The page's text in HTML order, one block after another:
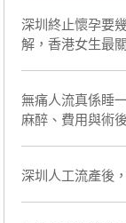
深圳終止懷孕要
解，香港女生最
無痛人流真係睡
麻醉、費用與術
深圳人工流產後